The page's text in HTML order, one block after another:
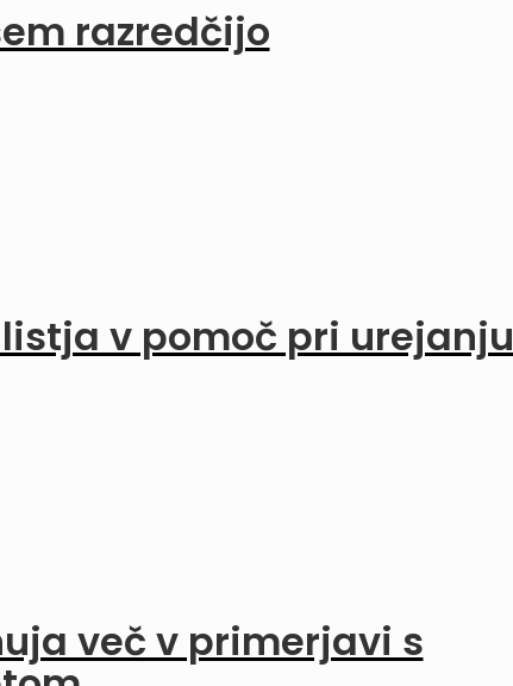
razredčijo
v pomoč pri urejanju
več v primerjavi s